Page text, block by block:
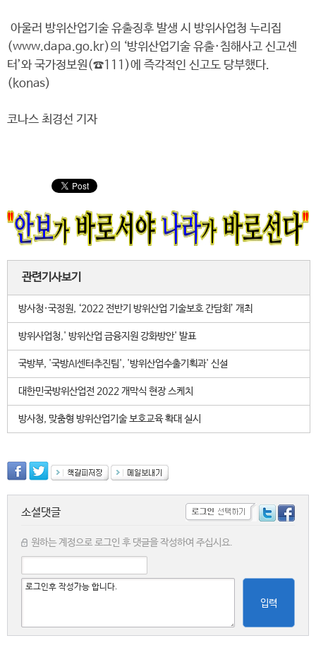
아울러 방위산업기술 유출징후 발생 시 방위사업청 누리집
(www.dapa.go.kr)의 ‘방위산업기술 유출·침해사고 신고센
터’와 국가정보원(☎111)에 즉각적인 신고도 당부했다.
(konas)
코나스 최경선 기자
관련기사보기
방사청·국정원, ‘2022 전반기 방위산업 기술보호 간담회’ 개최
방위사업청,' 방위산업 금융지원 강화방안' 발표
국방부, '국방AI센터추진팀', '방위산업수출기획과' 신설
대한민국방위산업전 2022 개막식 현장 스케치
방사청, 맞춤형 방위산업기술 보호교육 확대 실시
소셜댓글
원하는 계정으로 로그인 후 댓글을 작성하여 주십시요.
입력